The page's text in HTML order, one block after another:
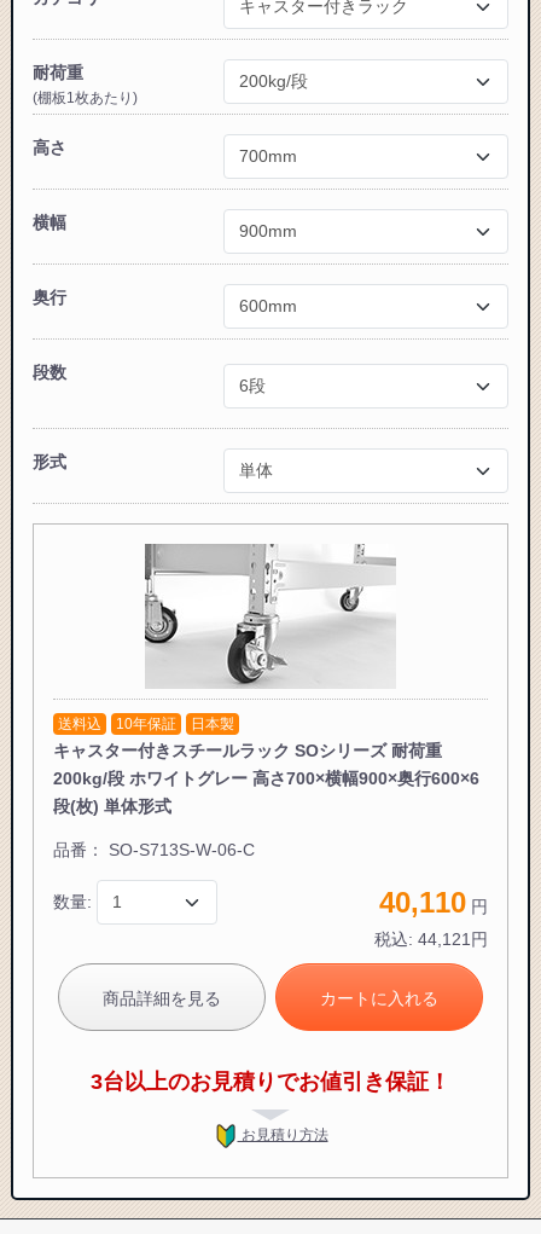
耐荷重
(棚板1枚あたり)
高さ
横幅
奥行
段数
形式
送料込 10年保証 日本製
キャスター付きスチールラック SOシリーズ 耐荷重
200kg/段 ホワイトグレー 高さ700×横幅900×奥行600×6
段(枚) 単体形式
品番： SO-S713S-W-06-C
数量: 40,110 円
税込:44,121 円
商品詳細を見る カートに入れる
3台以上のお見積りでお値引き保証！
お見積り方法
カートに追加しました。
スチールラック3台以上の場合、見積書にてお値引き保証い
たします！
1台でも大量導入でも無料お見積・ご注文を受け付けており
ます(安心保証付き)
無料お見積する
お買い物を続ける